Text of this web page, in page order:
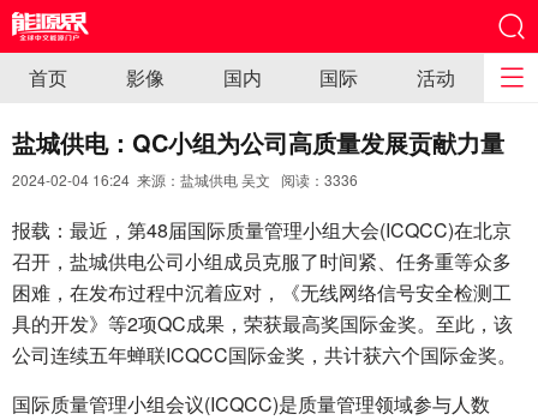
首页 影像 国内 国际 活动
盐城供电：QC小组为公司高质量发展贡献力量
2024-02-04 16:24 来源：盐城供电 吴文 阅读： 3336
报载：最近，第48届国际质量管理小组大会(ICQCC)在北京
召开，盐城供电公司小组成员克服了时间紧、任务重等众多
困难，在发布过程中沉着应对，《无线网络信号安全检测工
具的开发》等2项QC成果，荣获最高奖国际金奖。至此，该
公司连续五年蝉联ICQCC国际金奖，共计获六个国际金奖。
国际质量管理小组会议(ICQCC)是质量管理领域参与人数